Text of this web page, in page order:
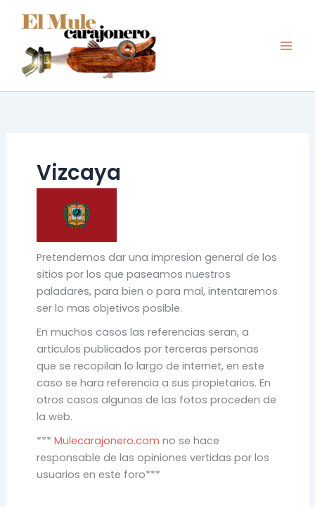
Vizcaya
Pretendemos dar una impresion general de los
sitios por los que paseamos nuestros
paladares, para bien o para mal, intentaremos
ser lo mas objetivos posible.
En muchos casos las referencias seran, a
articulos publicados por terceras personas
que se recopilan lo largo de internet, en este
caso se hara referencia a sus propietarios. En
otros casos algunas de las fotos proceden de
la web.
*** Mulecarajonero.com no se hace
responsable de las opiniones vertidas por los
usuarios en este foro***